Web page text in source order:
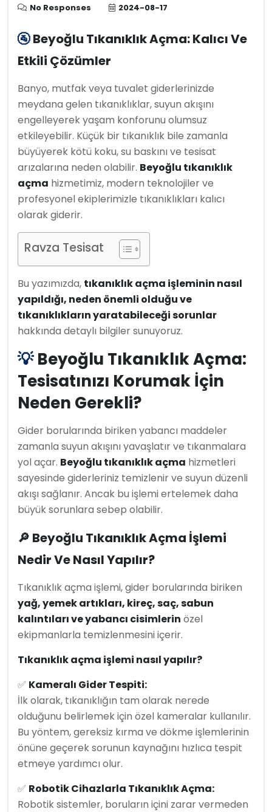
No Responses 2024-08-17
🚰Beyoğlu Tıkanıklık Açma: Kalıcı Ve
Etkili Çözümler
Banyo, mutfak veya tuvalet giderlerinizde
meydana gelen tıkanıklıklar, suyun akışını
engelleyerek yaşam konforunu olumsuz
etkileyebilir. Küçük bir tıkanıklık bile zamanla
büyüyerek kötü koku, su baskını ve tesisat
arızalarına neden olabilir. Beyoğlu tıkanıklık
açma hizmetimiz, modern teknolojiler ve
profesyonel ekiplerimizle tıkanıklıkları kalıcı
olarak giderir.
Ravza Tesisat
Bu yazımızda, tıkanıklık açma işleminin nasıl
yapıldığı, neden önemli olduğu ve
tıkanıklıkların yaratabileceği sorunlar
hakkında detaylı bilgiler sunuyoruz.
💡Beyoğlu Tıkanıklık Açma:
Tesisatınızı Korumak İçin
Neden Gerekli?
Gider borularında biriken yabancı maddeler
zamanla suyun akışını yavaşlatır ve tıkanmalara
yol açar. Beyoğlu tıkanıklık açma hizmetleri
sayesinde giderleriniz temizlenir ve suyun düzenli
akışı sağlanır. Ancak bu işlemi ertelemek daha
büyük sorunlara sebep olabilir.
🔎 Beyoğlu Tıkanıklık Açma İşlemi
Nedir Ve Nasıl Yapılır?
Tıkanıklık açma işlemi, gider borularında biriken
yağ, yemek artıkları, kireç, saç, sabun
kalıntıları ve yabancı cisimlerin özel
ekipmanlarla temizlenmesini içerir.
Tıkanıklık açma işlemi nasıl yapılır?
✅ Kameralı Gider Tespiti:
İlk olarak, tıkanıklığın tam olarak nerede
olduğunu belirlemek için özel kameralar kullanılır.
Bu yöntem, gereksiz kırma ve dökme işlemlerinin
önüne geçerek sorunun kaynağını hızlıca tespit
etmeye yardımcı olur.
✅ Robotik Cihazlarla Tıkanıklık Açma:
Robotik sistemler, boruların içini zarar vermeden